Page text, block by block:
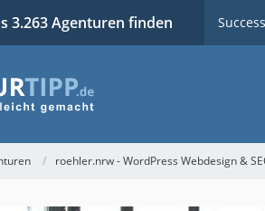
3.263 Agenturen finden
roehler.nrw - WordPress Webdesign &